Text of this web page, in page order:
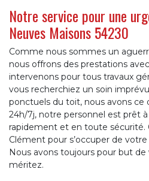
Notre service pour une
Neuves Maisons 54230
Comme nous sommes un
nous offrons des prestations
intervenons pour tous travaux
vous recherchiez un soin
ponctuels du toit, nous avons ce
24h/7j, notre personnel est prêt
rapidement et en toute sécurité.
Clément pour s’occuper de
Nous avons toujours pour but
méritez.